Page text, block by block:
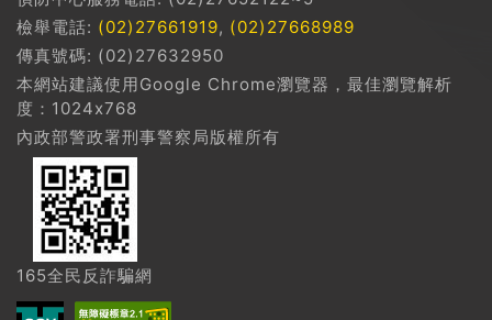
檢舉電話: (02)27661919, (02)27668989
傳真號碼: (02)27632950
本網站建議使用Google Chrome瀏覽器，最佳瀏覽解析
度：1024x768
內政部警政署刑事警察局版權所有
165全民反詐騙網